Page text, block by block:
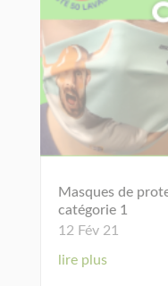
Masques de
catégorie 1
12 Fév 21
lire plus